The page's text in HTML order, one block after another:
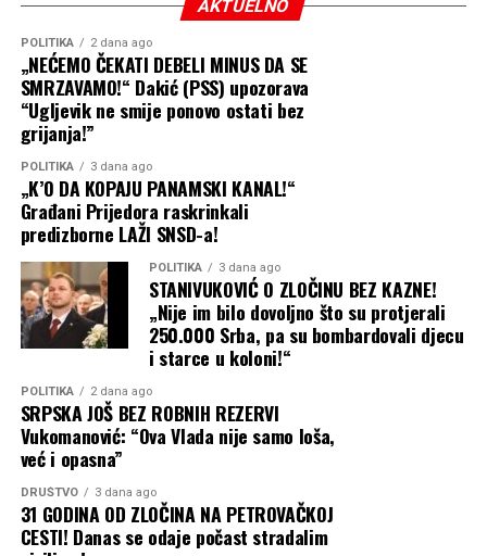
prekoračenja nadležnosti i teških finansijskih
Javno i direktno pozivamo Nadležno tužilaštvo da hitno
reaguje!
bez odlaganja uđu u a.d. „Komunalne usluge“ Prijedor i
detaljno ispitaju:
Nezakonito izvođenje radova van nadležnosti preduzeća
(nasipanje puteva).
Kršenje Zakona o javnim nabavkama i pranje novca kroz
naknadno fakturisanje pijeska od strane privatne firme.
Zloupotrebu javnih resursa u svrhu predizborne
kampanje i trgovine glasovima u korist SNSD-a.
Grad Prijedor i njegovi građani ne smiju plaćati račune
stranačkih manipulanata. Pravosudni organi su na
potezu!
Stanišić se u svojoj poruci osvrnuo i na ekonomsku
perspektivu Semberije, ističući da Bijeljina mora imati
daleko veće ambicije kada je u pitanju privredni razvoj.
„Bijeljina ima ogroman
privredni potencijal i
zaslužuje mnogo veći priliv
domaćih i stranih
investicija, nova radna
mjesta, savremenu
infrastrukturu i još bolje
uslove za ljude koji ovdje
žive, rade i stvaraju. Grad
koji je toliko toga pružio
drugima mora imati
ambiciju da svojim
AKTUELNO
POLITIKA 2 dana ago
„NEĆEMO ČEKATI DEBELI MINUS DA SE
SMRZAVAMO!“ Dakić (PSS) upozorava
“Ugljevik ne smije ponovo ostati bez
grijanja!”
POLITIKA 3 dana ago
„K’O DA KOPAJU PANAMSKI KANAL!“
Građani Prijedora raskrinkali
predizborne LAŽI SNSD-a!
POLITIKA 3 dana ago
STANIVUKOVIĆ O ZLOČINU BEZ KAZNE!
„Nije im bilo dovoljno što su protjerali
250.000 Srba, pa su bombardovali djecu
i starce u koloni!“
POLITIKA 2 dana ago
SRPSKA JOŠ BEZ ROBNIH REZERVI
Vukomanović: “Ova Vlada nije samo loša,
već i opasna”
DRUŠTVO 3 dana ago
31 GODINA OD ZLOČINA NA PETROVAČKOJ
CESTI! Danas se odaje počast stradalim